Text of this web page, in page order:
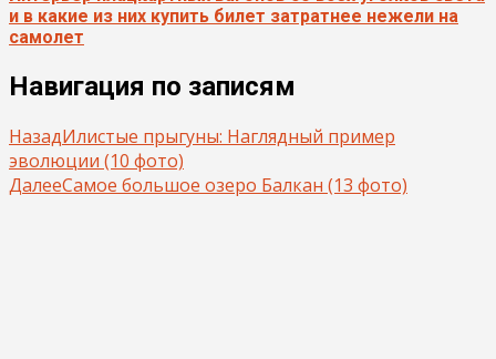
и в какие из них купить билет затратнее нежели на
самолет
Навигация по записям
НазадИлистые прыгуны: Наглядный пример
эволюции (10 фото)
ДалееСамое большое озеро Балкан (13 фото)